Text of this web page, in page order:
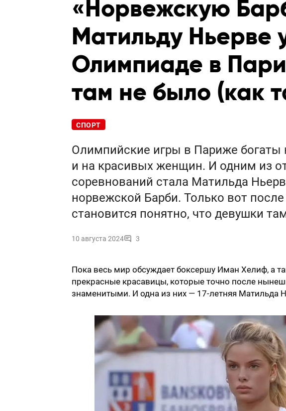
«Норвежскую
Матильду Ньерве
Олимпиаде в
там не было (как
СПОРТ
Олимпийские игры в Париже богаты
и на красивых женщин. И одним из
соревнований стала Матильда
норвежской Барби. Только вот после
становится понятно, что девушки
10 августа 2024 3
Пока весь мир обсуждает боксершу Иман Хелиф, а
прекрасные красавицы, которые точно после
знаменитыми. И одна из них — 17-летняя Матильда